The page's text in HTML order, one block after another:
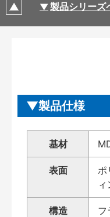
製品シリーズ
製品仕様
基材
表面
ポ
構造
フ